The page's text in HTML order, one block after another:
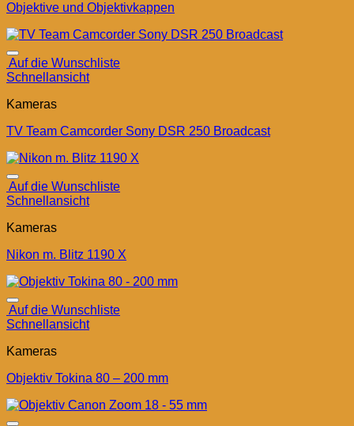
Objektive und Objektivkappen
Auf die Wunschliste
Schnellansicht
Kameras
TV Team Camcorder Sony DSR 250 Broadcast
Auf die Wunschliste
Schnellansicht
Kameras
Nikon m. Blitz 1190 X
Auf die Wunschliste
Schnellansicht
Kameras
Objektiv Tokina 80 – 200 mm